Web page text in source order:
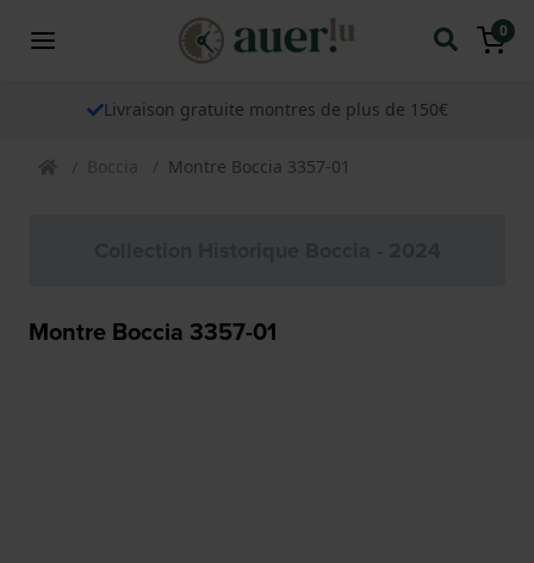
0
Livraison gratuite montres de plus de 150€
Boccia Montre Boccia 3357-01
Montre Boccia 3357-01